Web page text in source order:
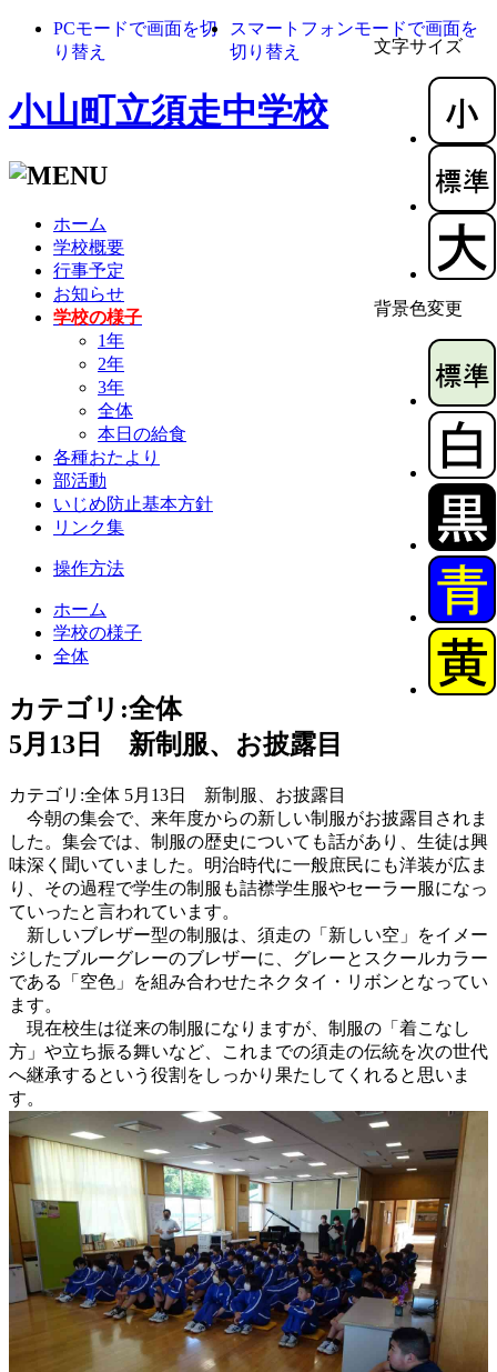
文字サイズ
背景色変更
PCモードで画面を切
り替え
スマートフォンモードで画面を
切り替え
小山町立須走中学校
ホーム
学校概要
行事予定
お知らせ
学校の様子
1年
2年
3年
全体
本日の給食
各種おたより
部活動
いじめ防止基本方針
リンク集
操作方法
ホーム
学校の様子
全体
カテゴリ:全体
5月13日 新制服、お披露目
カテゴリ:全体 5月13日 新制服、お披露目
今朝の集会で、来年度からの新しい制服がお披露目されま
した。集会では、制服の歴史についても話があり、生徒は興
味深く聞いていました。明治時代に一般庶民にも洋装が広ま
り、その過程で学生の制服も詰襟学生服やセーラー服になっ
ていったと言われています。
新しいブレザー型の制服は、須走の「新しい空」をイメー
ジしたブルーグレーのブレザーに、グレーとスクールカラー
である「空色」を組み合わせたネクタイ・リボンとなってい
ます。
現在校生は従来の制服になりますが、制服の「着こなし
方」や立ち振る舞いなど、これまでの須走の伝統を次の世代
へ継承するという役割をしっかり果たしてくれると思いま
す。